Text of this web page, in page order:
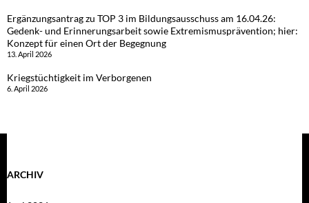
Ergänzungsantrag zu TOP 3 im Bildungsausschuss am 16.04.26:
Gedenk- und Erinnerungsarbeit sowie Extremismusprävention; hier:
Konzept für einen Ort der Begegnung
13. April 2026
Kriegstüchtigkeit im Verborgenen
6. April 2026
ARCHIV